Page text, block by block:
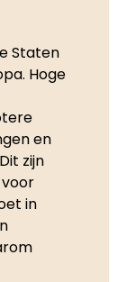
Staten
Hoge
en
zijn
in